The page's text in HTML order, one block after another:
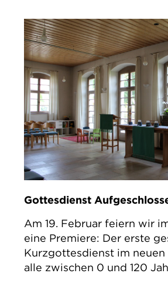
Gottesdienst
Am 19. Februar feiern wir
eine Premiere: Der erste
Kurzgottesdienst im
alle zwischen 0 und 120